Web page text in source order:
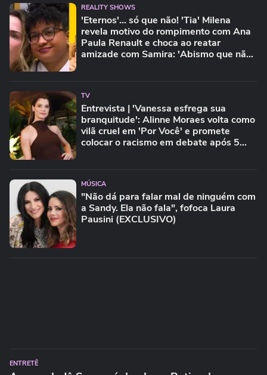
REALITY SHOWS
'Eternos'... só que não! 'Tia' Milena
revela motivo do rompimento com Ana
Paula Renault e choca ao reatar
amizade com Samira: 'Abismo que não
TV
Entrevista | 'Vanessa esfrega sua
branquitude': Alinne Moraes volta como
vilã cruel em 'Por Você' e promete
colocar o racismo em debate após 5
MÚSICA
"Não dá para falar mal de ninguém com
a Sandy. Ela não fala", fofoca Laura
Pausini (EXCLUSIVO)
ENTRETÊ